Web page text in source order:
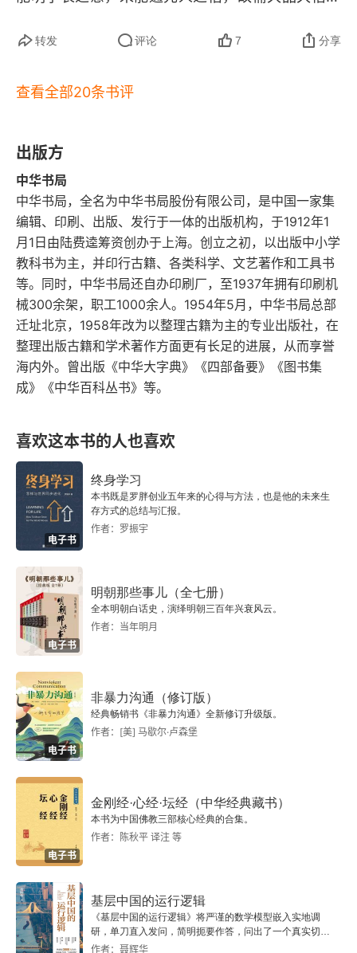
补给线不能太长太复杂。手中有粮心中不慌。（用
情、战法等。）战争境界论。既要胜利的结果，更
于投入产出比，最妙的是用最小的代价取得最大的
胜果。两军对战，不能局限在一时一地的争夺中，
要以更广视野、更深层次来认识、指挥战争，如此
才能打得精彩、胜得漂亮。评判战争胜利的标准不
能只是盯着战场，评判境界高低得有正确的标准。
战争适应论。根据敌我双方战力情况，结合战争所
涉外部因素，选择最有利的战法。知道什么时候用
什么战法，知道什么时候进攻，知道什么时候退
守，知道什么时候胜，知道什么时候败，以此做出
最优决策。知彼知己、百战不殆，便是战争适应
必须构建全面有效的认知框架和体系。战争策略
论。先立不败之地，后夺取胜之机，这是守住底
线、突破极限的风险意识、成事原则。先求不败，
后图取胜，乃风险意识。先守后攻，攻守兼备，乃
原则。虚实才能牢牢把握住战争的主动权，唯虚
实，才能致人而不之于人。如何虚实？虚实的核心
原则在于以虚诱实，以实击虚。战场争夺论。先定
准于己有利、对敌有害的战场，再用迂回曲直的方
法夺取战场，后与敌酣战。四、实战禁忌骄兵，孤
军，远攻，久战，盲动……
道，但若不守正，必然难有天时地利人和。孙子所
善法，其根本其实在于守正。"将者，智、信、仁、
爱兵如子，奇谋不断的人，有聪慧的头脑，可信
任，面对困难问题不回避敢于解决，具有正向价值
观，能自律和团队精神，这在任何场景下，都是难
能可贵的特质。
兵法，同样精彩。…   风云变幻的当代，更应读兵
转发 评论 7 分享
查看全部20条书评
出版方
中华书局
中华书局，全名为中华书局股份有限公司，是中国一家集
编辑、印刷、出版、发行于一体的出版机构，于1912年1
月1日由陆费逵筹资创办于上海。创立之初，以出版中小学
教科书为主，并印行古籍、各类科学、文艺著作和工具书
等。同时，中华书局还自办印刷厂，至1937年拥有印刷机
械300余架，职工1000余人。1954年5月，中华书局总部
迁址北京，1958年改为以整理古籍为主的专业出版社，在
整理出版古籍和学术著作方面更有长足的进展，从而享誉
海内外。曾出版《中华大字典》《四部备要》《图书集
成》《中华百科丛书》等。
喜欢这本书的人也喜欢
电子书
终身学习
本书既是罗胖创业五年来的心得与方法，也是他的未来生
存方式的总结与汇报。
作者：罗振宇
电子书
明朝那些事儿（全七册）
全本明朝白话史，演绎明朝三百年兴衰风云。
作者：当年明月
电子书
非暴力沟通（修订版）
经典畅销书《非暴力沟通》全新修订升级版。
作者：[美] 马歇尔·卢森堡
电子书
金刚经·心经·坛经（中华经典藏书）
本书为中国佛教三部核心经典的合集。
作者：陈秋平 译注 等
基层中国的运行逻辑
《基层中国的运行逻辑》将严谨的数学模型嵌入实地调
研，单刀直入发问，简明扼要作答，问出了一个真实切近
的基层中国。
作者：聂辉华